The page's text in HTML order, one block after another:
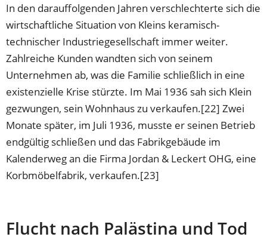
In den darauffolgenden Jahren verschlechterte sich die
wirtschaftliche Situation von Kleins keramisch-
technischer Industriegesellschaft immer weiter.
Zahlreiche Kunden wandten sich von seinem
Unternehmen ab, was die Familie schließlich in eine
existenzielle Krise stürzte. Im Mai 1936 sah sich Klein
gezwungen, sein Wohnhaus zu verkaufen.[22] Zwei
Monate später, im Juli 1936, musste er seinen Betrieb
endgültig schließen und das Fabrikgebäude im
Kalenderweg an die Firma Jordan & Leckert OHG, eine
Korbmöbelfabrik, verkaufen.[23]
Flucht nach Palästina und Tod